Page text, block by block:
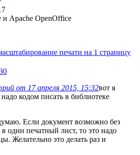
Apache OpenOffice
печати на 1 страницу
от 17 апреля 2015, 15:32вот я
кодом писать в библиотеке
Если документ возможно без
один печатный лист, то это надо
Желательно это делать раз и